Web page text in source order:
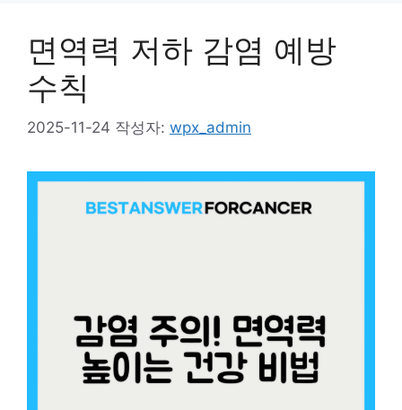
면역력 저하 감염 예방
수칙
2025-11-24 작성자: wpx_admin